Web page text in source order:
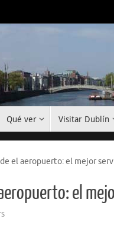
Qué ver Visitar Dublín
el aeropuerto: el mejor
el